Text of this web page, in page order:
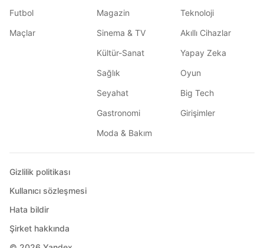
Futbol
Maçlar
Magazin
Sinema & TV
Kültür-Sanat
Sağlık
Seyahat
Gastronomi
Moda & Bakım
Teknoloji
Akıllı Cihazlar
Yapay Zeka
Oyun
Big Tech
Girişimler
Gizlilik politikası
Kullanıcı sözleşmesi
Hata bildir
Şirket hakkında